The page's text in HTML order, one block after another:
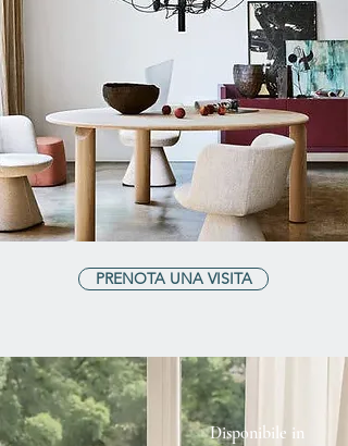
PRENOTA UNA VISITA
Disponibile in